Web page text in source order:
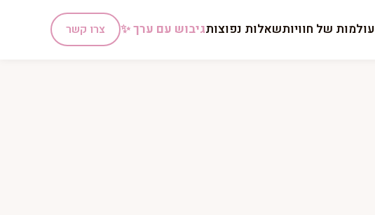
עולמות של חוויותשאלות נפוצותגיבוש עם ערך ✨ צרו קשר